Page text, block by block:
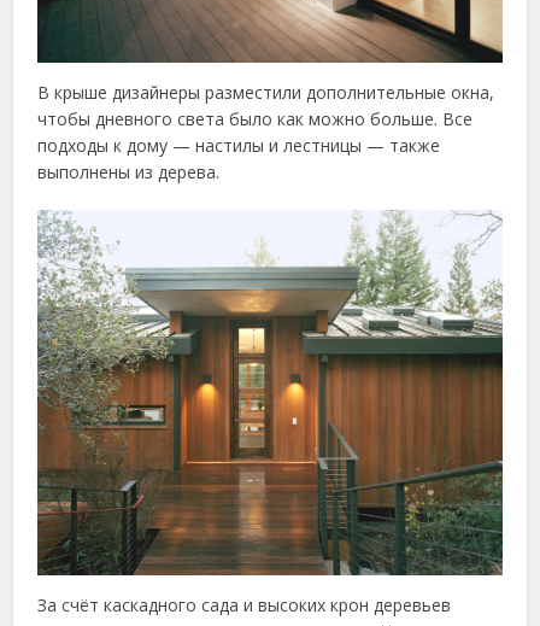
В крыше дизайнеры разместили дополнительные окна,
чтобы дневного света было как можно больше. Все
подходы к дому — настилы и лестницы — также
выполнены из дерева.
За счёт каскадного сада и высоких крон деревьев